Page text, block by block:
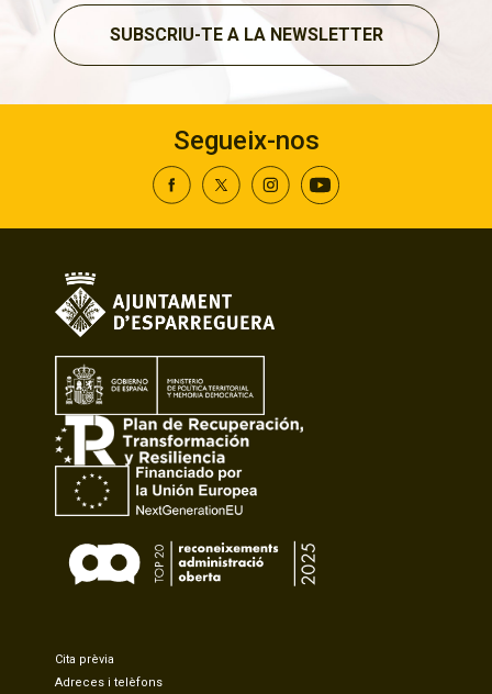
SUBSCRIU-TE A LA NEWSLETTER
Segueix-nos
Cita prèvia
Adreces i telèfons